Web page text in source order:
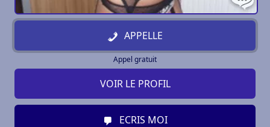
APPELLE
Appel gratuit
VOIR LE PROFIL
ECRIS MOI